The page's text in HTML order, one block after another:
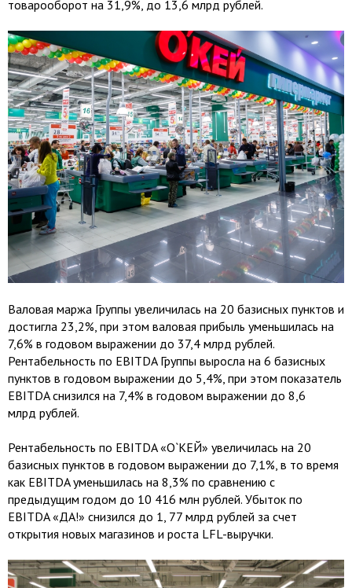
товарооборот на 31,9%, до 13,6 млрд рублей.
Валовая маржа Группы увеличилась на 20 базисных пунктов и
достигла 23,2%, при этом валовая прибыль уменьшилась на
7,6% в годовом выражении до 37,4 млрд рублей.
Рентабельность по EBITDA Группы выросла на 6 базисных
пунктов в годовом выражении до 5,4%, при этом показатель
EBITDA снизился на 7,4% в годовом выражении до 8,6
млрд рублей.
Рентабельность по EBITDA «О`КЕЙ» увеличилась на 20
базисных пунктов в годовом выражении до 7,1%, в то время
как EBITDA уменьшилась на 8,3% по сравнению с
предыдущим годом до 10 416 млн рублей. Убыток по
EBITDA «ДА!» снизился до 1, 77 млрд рублей за счет
открытия новых магазинов и роста LFL-выручки.